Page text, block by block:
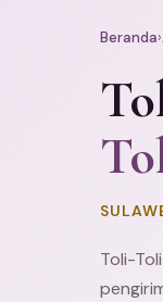
Beranda›
Toli-